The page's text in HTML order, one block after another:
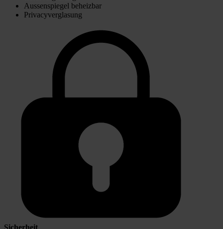
Aussenspiegel beheizbar
Privacyverglasung
Sicherheit